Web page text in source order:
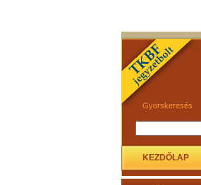
Gyorskeresés
KEZDŐLAP